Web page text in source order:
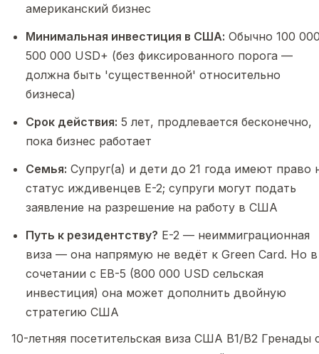
американский бизнес
Минимальная инвестиция в США: Обычно 100
500 000 USD+ (без фиксированного порога —
должна быть 'существенной' относительно
бизнеса)
Срок действия: 5 лет, продлевается бесконечно,
пока бизнес работает
Семья: Супруг(а) и дети до 21 года имеют право
статус иждивенцев E-2; супруги могут подать
заявление на разрешение на работу в США
Путь к резидентству? E-2 — неиммиграционная
виза — она напрямую не ведёт к Green Card. Но в
сочетании с EB-5 (800 000 USD сельская
инвестиция) она может дополнить двойную
стратегию США
10-летняя посетительская виза США B1/B2 Гренады